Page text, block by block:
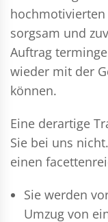
hochmotivierten
sorgsam und
Auftrag
wieder mit der
können.
Eine derartige
Sie bei uns
einen
Sie werden
Umzug von